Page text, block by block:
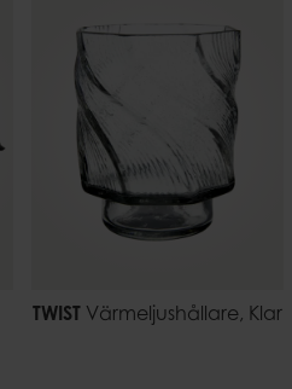
TWIST Värmeljushållare, Klar